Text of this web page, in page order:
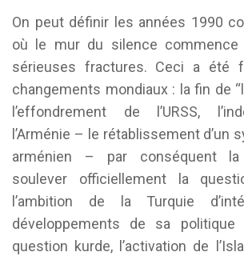
On peut définir les années 1990
où le mur du silence commence
sérieuses fractures. Ceci a été
changements mondiaux : la fin de
l’effondrement de l’URSS,
l’Arménie – le rétablissement d’un
arménien – par conséquent
soulever officiellement la
l’ambition de la Turquie
développements de sa
question kurde, l’activation de